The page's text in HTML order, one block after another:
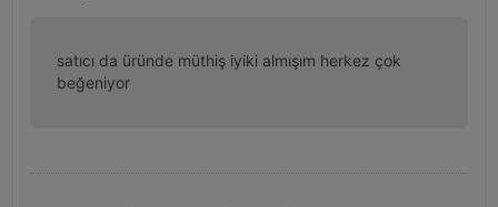
satıcı da üründe müthiş iyiki almışım herkez çok
beğeniyor